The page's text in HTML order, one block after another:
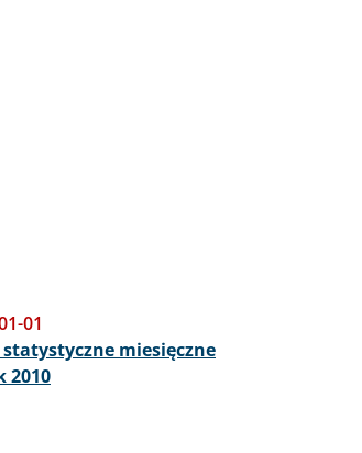
01
statystyczne miesięczne
2010